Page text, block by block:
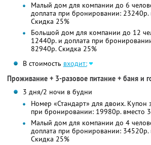
Малый дом для компании до 6
доплата при бронировании: 23240р.
Скидка 25%
Большой дом для компании до 12
12440р. и доплата при
82940р. Скидка 25%
В стоимость входит:
Проживание + 3-разовое питание + баня и
3 дня/2 ночи в будни
Номер «Стандарт» для двоих. Купон
при бронировании: 19980р. вместо
Малый дом для компании до 4
доплата при бронировании: 34520р.
Скидка 25%